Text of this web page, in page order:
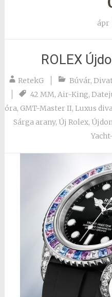
ápr
ROLEX
RetekG Búvár,
42 MM, Air-King,
óra, GMT-Master II,Luxus
Sárga arany, Új Rolex,